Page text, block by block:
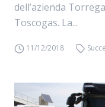
dell’azienda
Toscogas. La...
11/12/2018